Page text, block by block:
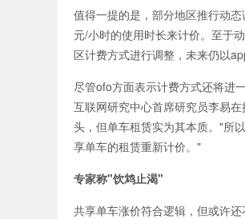
值得一提的是，部分地区推行动
元/小时的使用时长来计价。至于
区计费方式进行调整，未来仍以
尽管ofo方面表示计费方式还将进
互联网研究中心首席研究员李易
头，但单车租赁实为其本质。"所
享单车的租赁重新计价。"
专家称"饮鸩止渴"
共享单车涨价符合逻辑，但或许还